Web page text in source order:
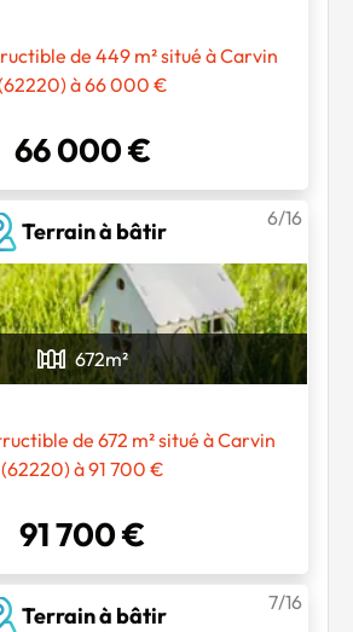
de 449 m² situé à Carvin
à 66 000 €
66 000 €
Terrain à bâtir
6/16
672m²
de 672 m² situé à Carvin
(62220) à 91 700 €
91 700 €
Terrain à bâtir
7/16